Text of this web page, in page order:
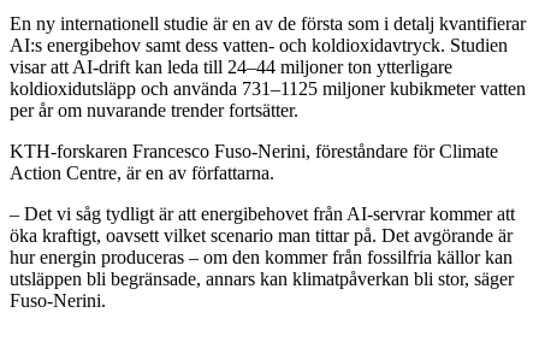
En ny internationell studie är en av de första som i detalj kvantifierar
AI:s energibehov samt dess vatten- och koldioxidavtryck. Studien
visar att AI-drift kan leda till 24–44 miljoner ton ytterligare
koldioxidutsläpp och använda 731–1125 miljoner kubikmeter vatten
per år om nuvarande trender fortsätter.
KTH-forskaren Francesco Fuso-Nerini, föreståndare för Climate
Action Centre, är en av författarna.
– Det vi såg tydligt är att energibehovet från AI-servrar kommer att
öka kraftigt, oavsett vilket scenario man tittar på. Det avgörande är
hur energin produceras – om den kommer från fossilfria källor kan
utsläppen bli begränsade, annars kan klimatpåverkan bli stor, säger
Fuso-Nerini.